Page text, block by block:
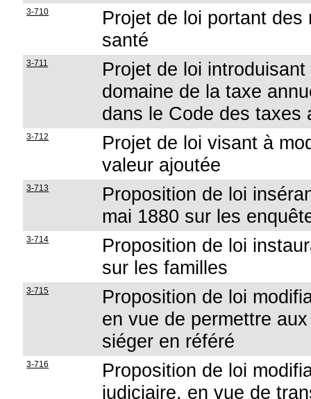
3-710
Projet de loi portant
santé
3-711
Projet de loi
domaine de la taxe
dans le Code des taxes
3-712
Projet de loi visant à
valeur ajoutée
3-713
Proposition de loi
mai 1880 sur les
3-714
Proposition de loi
sur les familles
3-715
Proposition de loi
en vue de permettre
siéger en référé
3-716
Proposition de loi
judiciaire, en vue de